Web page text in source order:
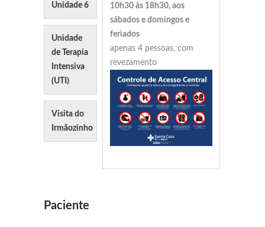
Unidade 6
Unidade
de Terapia
Intensiva
(UTI)
Visita do
Irmãozinho
10h30 às 18h30, aos
sábados e domingos e
feriados
apenas 4 pessoas, com
revezamento
Paciente